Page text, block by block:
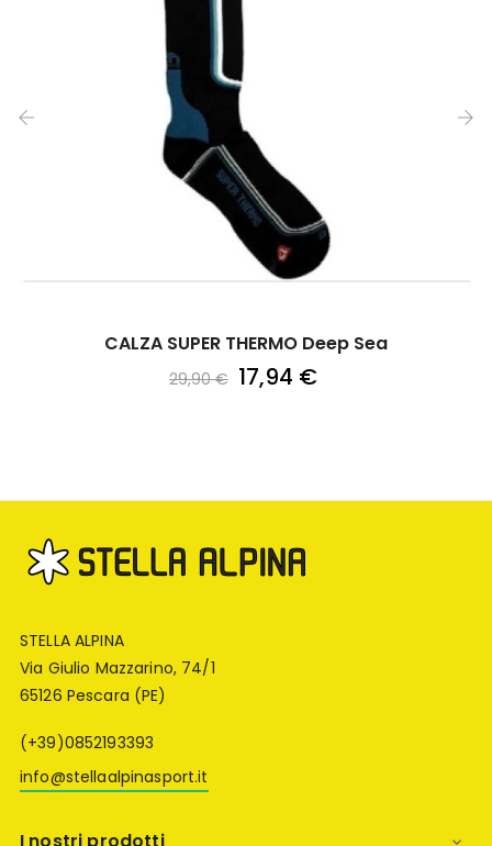
CALZA SUPER THERMO Deep Sea
29,90 € 17,94 €
STELLA ALPINA
Via Giulio Mazzarino, 74/1
65126 Pescara (PE)
(+39)0852193393
info@stellaalpinasport.it